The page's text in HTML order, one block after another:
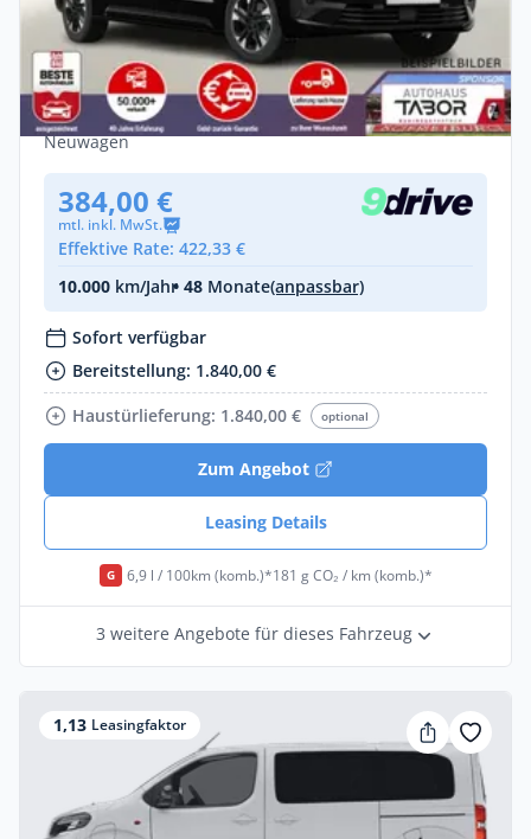
Privat
Opel Zafira 2.2 D 180 AT8 L GS Nav 8-S
Massage SHZ
Diesel • Automatik •
179 PS (132 kW)
Neuwagen
384,00 €
mtl. inkl. MwSt.
Effektive Rate: 422,33 €
10.000 km/Jahr• 48 Monate(anpassbar)
Sofort verfügbar
Bereitstellung: 1.840,00 €
Haustürlieferung: 1.840,00 €
optional
Zum Angebot
Leasing Details
G 6,9 l / 100km (komb.)*181 g CO₂ / km (komb.)*
3 weitere Angebote für dieses Fahrzeug
1,13 Leasingfaktor